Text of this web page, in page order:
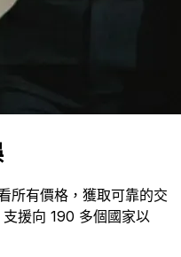
所有價格，獲取可靠的交
援向 190 多個國家以